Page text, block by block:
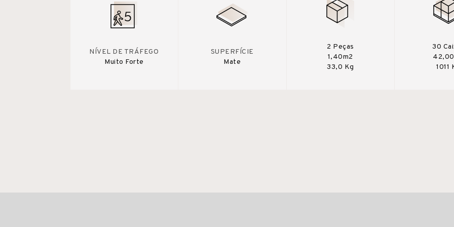
NÍVEL DE TRÁFEGO
Muito Forte
SUPERFÍCIE
Mate
2 Peças
1,40m2
33,0 Kg
30
1011